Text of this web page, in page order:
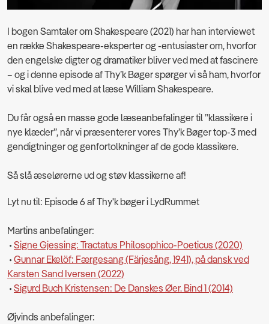
I bogen Samtaler om Shakespeare (2021) har han interviewet
en række Shakespeare-eksperter og -entusiaster om, hvorfor
den engelske digter og dramatiker bliver ved med at fascinere
– og i denne episode af Thy’k Bøger spørger vi så ham, hvorfor
vi skal blive ved med at læse William Shakespeare.
Du får også en masse gode læseanbefalinger til ”klassikere i
nye klæder”, når vi præsenterer vores Thy’k Bøger top-3 med
gendigtninger og genfortolkninger af de gode klassikere.
Så slå æselørerne ud og støv klassikerne af!
Lyt nu til: Episode 6 af Thy'k bøger i LydRummet
Martins anbefalinger:
• Signe Gjessing: Tractatus Philosophico-Poeticus (2020)
• Gunnar Ekelöf: Færgesang (Färjesång, 1941), på dansk ved
Karsten Sand Iversen (2022)
• Sigurd Buch Kristensen: De Danskes Øer. Bind 1 (2014)
Øjvinds anbefalinger: